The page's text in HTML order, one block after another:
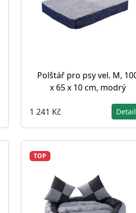
Polštář pro psy vel. M,
x 65 x 10 cm, modrý
1 241 Kč Detail
TOP